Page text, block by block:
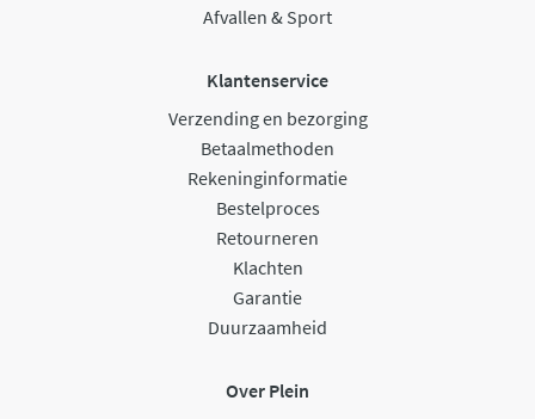
Afvallen & Sport
Klantenservice
Verzending en bezorging
Betaalmethoden
Rekeninginformatie
Bestelproces
Retourneren
Klachten
Garantie
Duurzaamheid
Over Plein